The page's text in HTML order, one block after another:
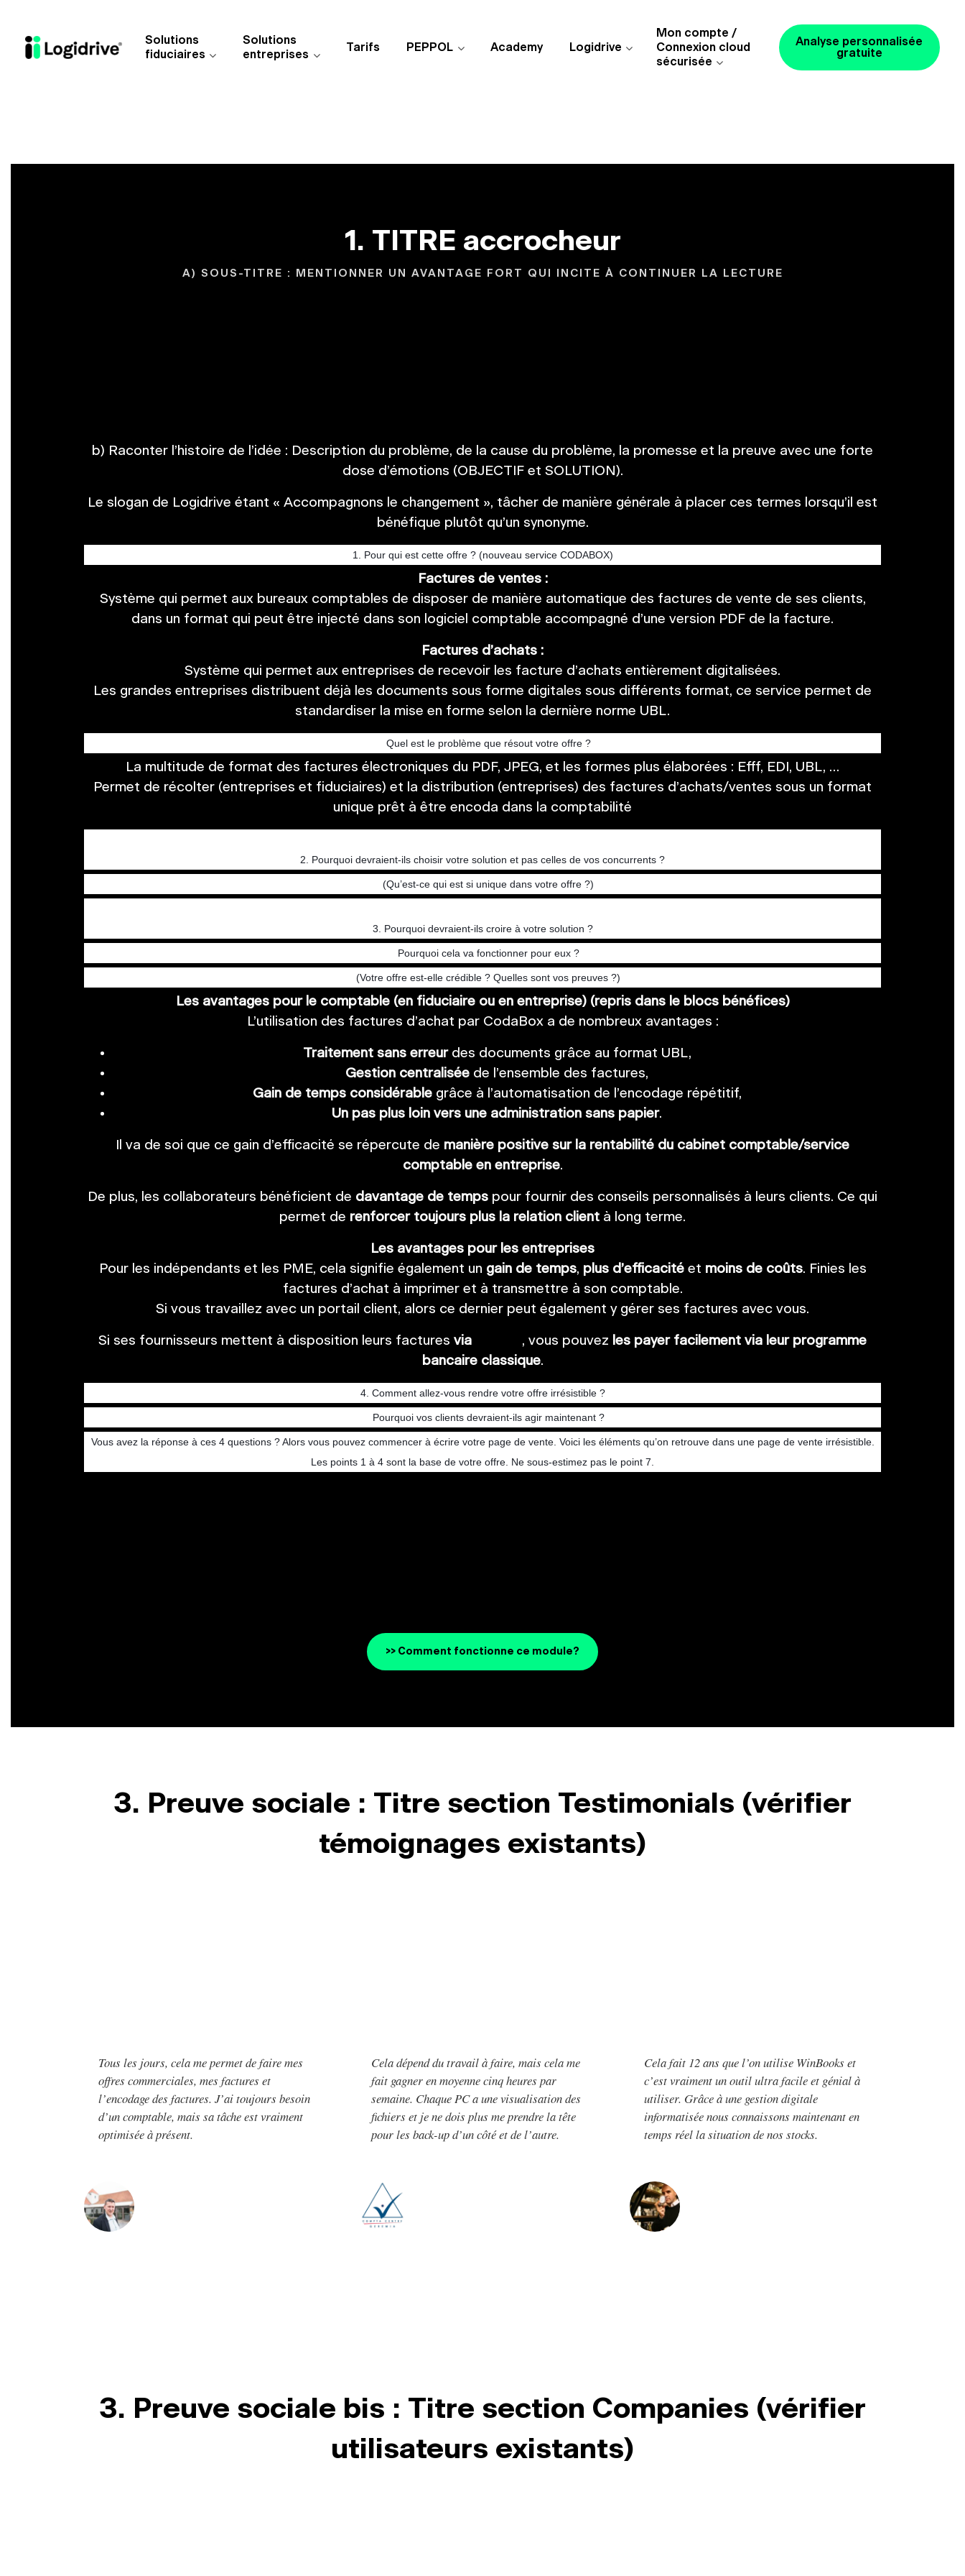
Solutions
fiduciaires
Solutions
entreprises
Tarifs PEPPOL Academy Logidrive
Mon compte /
Connexion cloud
sécurisée
Analyse personnalisée
gratuite
1. TITRE accrocheur
A) SOUS-TITRE : MENTIONNER UN AVANTAGE FORT QUI INCITE À CONTINUER LA LECTURE
b) Raconter l’histoire de l’idée : Description du problème, de la cause du problème, la promesse et la preuve avec une forte
dose d’émotions (OBJECTIF et SOLUTION).
Le slogan de Logidrive étant « Accompagnons le changement », tâcher de manière générale à placer ces termes lorsqu’il est
bénéfique plutôt qu’un synonyme.
1. Pour qui est cette offre ? (nouveau service CODABOX)
Factures de ventes :
Système qui permet aux bureaux comptables de disposer de manière automatique des factures de vente de ses clients,
dans un format qui peut être injecté dans son logiciel comptable accompagné d’une version PDF de la facture.
Factures d’achats :
Système qui permet aux entreprises de recevoir les facture d’achats entièrement digitalisées.
Les grandes entreprises distribuent déjà les documents sous forme digitales sous différents format, ce service permet de
standardiser la mise en forme selon la dernière norme UBL.
Quel est le problème que résout votre offre ?
La multitude de format des factures électroniques du PDF, JPEG, et les formes plus élaborées : Efff, EDI, UBL, …
Permet de récolter (entreprises et fiduciaires) et la distribution (entreprises) des factures d’achats/ventes sous un format
unique prêt à être encoda dans la comptabilité
2. Pourquoi devraient-ils choisir votre solution et pas celles de vos concurrents ?
(Qu’est-ce qui est si unique dans votre offre ?)
3. Pourquoi devraient-ils croire à votre solution ?
Pourquoi cela va fonctionner pour eux ?
(Votre offre est-elle crédible ? Quelles sont vos preuves ?)
Les avantages pour le comptable (en fiduciaire ou en entreprise) (repris dans le blocs bénéfices)
L’utilisation des factures d’achat par CodaBox a de nombreux avantages :
Traitement sans erreurdes documents grâce au format UBL,
Gestion centralisée de l’ensemble des factures,
Gain de temps considérablegrâce à l’automatisation de l’encodage répétitif,
Un pas plus loin vers une administration sans papier.
Il va de soi que ce gain d’efficacité se répercute de manière positive sur la rentabilité du cabinet comptable/service
comptable en entreprise.
De plus, les collaborateurs bénéficient de davantage de temps pour fournir des conseils personnalisés à leurs clients. Ce qui
permet de renforcer toujours plus la relation client à long terme.
Les avantages pour les entreprises
Pour les indépendants et les PME, cela signifie également un gain de temps, plus d’efficacitéet moins de coûts. Finies les
factures d’achat à imprimer et à transmettre à son comptable.
Si vous travaillez avec un portail client, alors ce dernier peut également y gérer ses factures avec vous.
Si ses fournisseurs mettent à disposition leurs factures via , vous pouvez les payer facilement via leur programme
bancaire classique.
4. Comment allez-vous rendre votre offre irrésistible ?
Pourquoi vos clients devraient-ils agir maintenant ?
Vous avez la réponse à ces 4 questions ? Alors vous pouvez commencer à écrire votre page de vente. Voici les éléments qu’on retrouve dans une page de vente irrésistible.
Les points 1 à 4 sont la base de votre offre. Ne sous-estimez pas le point 7.
>> Comment fonctionne ce module?
3. Preuve sociale : Titre section Testimonials (vérifier
témoignages existants)
Tous les jours, cela me permet de faire mes
offres commerciales, mes factures et
l’encodage des factures. J’ai toujours besoin
d’un comptable, mais sa tâche est vraiment
optimisée à présent.
Cela dépend du travail à faire, mais cela me
fait gagner en moyenne cinq heures par
semaine. Chaque PC a une visualisation des
fichiers et je ne dois plus me prendre la tête
pour les back-up d’un côté et de l’autre.
Cela fait 12 ans que l’on utilise WinBooks et
c’est vraiment un outil ultra facile et génial à
utiliser. Grâce à une gestion digitale
informatisée nous connaissons maintenant en
temps réel la situation de nos stocks.
3. Preuve sociale bis : Titre section Companies (vérifier
utilisateurs existants)